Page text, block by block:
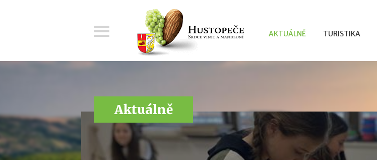
AKTUÁLNĚ TURISTIKA
Aktuálně